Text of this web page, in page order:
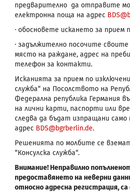
предварително да отправите
електронна поща на адрес BDS@
· обосновете искането за прием
· задължително посочите
място на раждане, адрес на
телефон за контакти.
Исканията за прием по
служба“ на Посолството на
Федерална република Германия
на лични карти, паспорти или
следва да бъдат изпращани само
адрес BDS@bgrberlin.de.
Решенията по молбите се
“Консулска служба“.
Внимание! Неправилно
предоставянето на неверни
относно адресна регистрация,